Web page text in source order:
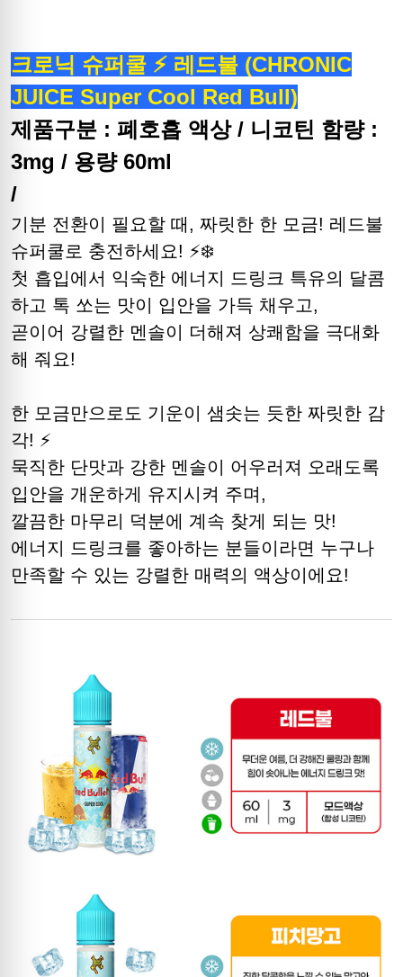
크로닉 슈퍼쿨 ⚡ 레드불 (CHRONIC
JUICE Super Cool Red Bull)
제품구분 : 폐호흡 액상 / 니코틴 함량 :
3mg / 용량 60ml
/
기분 전환이 필요할 때, 짜릿한 한 모금! 레드불
슈퍼쿨로 충전하세요! ⚡❄️
첫 흡입에서 익숙한 에너지 드링크 특유의 달콤
하고 톡 쏘는 맛이 입안을 가득 채우고,
곧이어 강렬한 멘솔이 더해져 상쾌함을 극대화
해 줘요!
한 모금만으로도 기운이 샘솟는 듯한 짜릿한 감
각! ⚡
묵직한 단맛과 강한 멘솔이 어우러져 오래도록
입안을 개운하게 유지시켜 주며,
깔끔한 마무리 덕분에 계속 찾게 되는 맛!
에너지 드링크를 좋아하는 분들이라면 누구나
만족할 수 있는 강렬한 매력의 액상이에요!